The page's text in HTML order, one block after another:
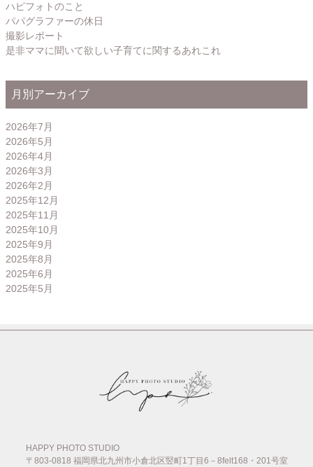
ハピフォトのこと
パパグラファーの休日
撮影レポート
是非ママに聞いて欲しい子育てに関するあれこれ
月別アーカイブ
2026年7月
2026年5月
2026年4月
2026年3月
2026年2月
2025年12月
2025年11月
2025年10月
2025年9月
2025年8月
2025年6月
2025年5月
HAPPY PHOTO STUDIO
〒803-0818 福岡県北九州市小倉北区竪町1丁目6－8felt168・201号室